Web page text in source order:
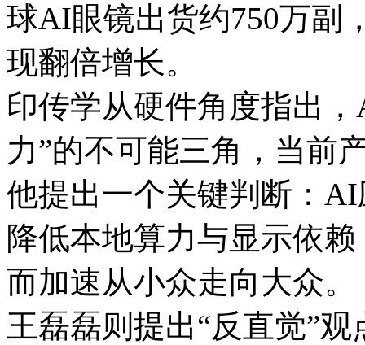
球AI眼镜出货约750万副
现翻倍增长。
印传学从硬件角度指出
力”的不可能三角，当前
他提出一个关键判断：
降低本地算力与显示依
而加速从小众走向大众。
王磊磊则提出“反直觉”